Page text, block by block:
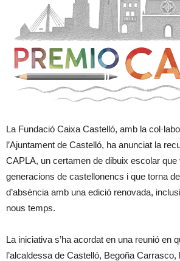
La Fundació Caixa Castelló, amb la
l’Ajuntament de Castelló, ha anunciat la
CAPLA, un certamen de dibuix escolar
generacions de castellonencs i que torna
d’absència amb una edició renovada,
nous temps.
La iniciativa s’ha acordat en una reunió en
l’alcaldessa de Castelló, Begoña